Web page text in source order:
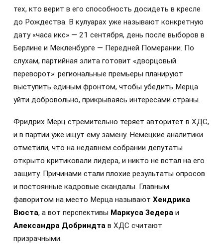
тех, кто верит в его способность досидеть в кресле
до Рождества. В кулуарах уже называют конкретную
дату «часа икс» — 21 сентября, день после выборов в
Берлине и Мекленбурге — Передней Померании. По
слухам, партийная элита готовит «дворцовый
переворот»: региональные премьеры планируют
выступить единым фронтом, чтобы убедить Мерца
уйти добровольно, прикрываясь интересами страны.
Фридрих Мерц стремительно теряет авторитет в ХДС,
и в партии уже ищут ему замену. Немецкие аналитики
отметили, что на недавнем собрании депутаты
открыто критиковали лидера, и никто не встал на его
защиту. Причинами стали плохие результаты опросов
и постоянные кадровые скандалы. Главным
фаворитом на место Мерца называют Хендрика
Вюста, а вот перспективы Маркуса Зедера и
Александра Добриндта в ХДС считают
призрачными.